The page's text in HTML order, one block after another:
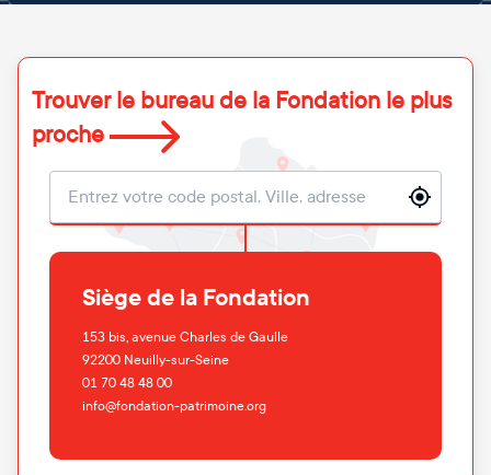
Trouver le bureau de la Fondation le plus
proche
Localisation
Siège de la Fondation
153 bis, avenue Charles de Gaulle
92200 Neuilly-sur-Seine
01 70 48 48 00
info@fondation-patrimoine.org